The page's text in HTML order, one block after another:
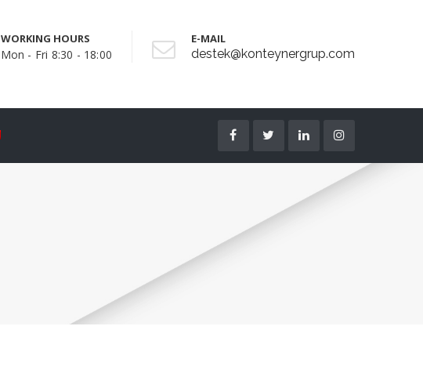
WORKING HOURS
Mon - Fri 8:30 - 18:00
E-MAIL
destek@konteynergrup.com